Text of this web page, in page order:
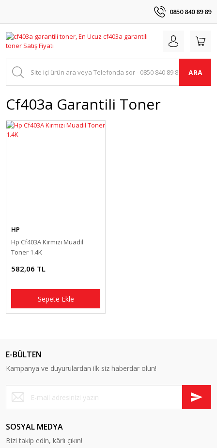
0850 840 89 89
ARA
Cf403a Garantili Toner
HP
Hp Cf403A Kırmızı Muadil
Toner 1.4K
582,06 TL
Sepete Ekle
E-BÜLTEN
Kampanya ve duyurulardan ilk siz haberdar olun!
SOSYAL MEDYA
Bizi takip edin, kârlı çıkın!